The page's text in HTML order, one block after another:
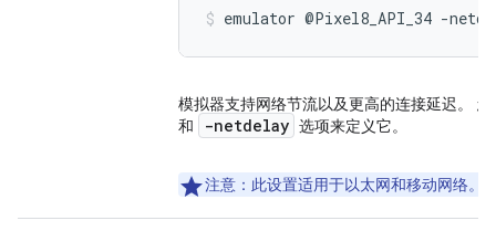
emulator @Pixel8_API_34 -
模拟器支持网络节流以及更高的连接延迟。
和
-netdelay 选项来定义它。
注意 ：此设置适用于以太网和移动网络。